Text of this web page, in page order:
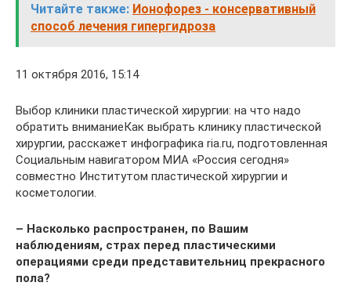
Читайте также: Ионофорез - консервативный
способ лечения гипергидроза
11 октября 2016, 15:14
Выбор клиники пластической хирургии: на что надо
обратить вниманиеКак выбрать клинику пластической
хирургии, расскажет инфографика ria.ru, подготовленная
Социальным навигатором МИА «Россия сегодня»
совместно Институтом пластической хирургии и
косметологии.
– Насколько распространен, по Вашим
наблюдениям, страх перед пластическими
операциями среди представительниц прекрасного
пола?